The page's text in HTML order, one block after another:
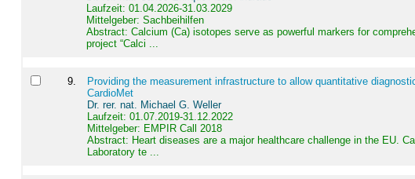
Laufzeit: 01.04.2026-31.03.2029
Mittelgeber: Sachbeihilfen
Abstract:Calcium (Ca) isotopes serve as powerful markers for
project “Calci ...
9
Providing the measurement infrastructure to allow quantitative
CardioMet
Dr. rer. nat. Michael G. Weller
Laufzeit: 01.07.2019-31.12.2022
Mittelgeber: EMPIR Call 2018
Abstract: Heart diseases are a major healthcare challenge in the EU.
Laboratory te ...